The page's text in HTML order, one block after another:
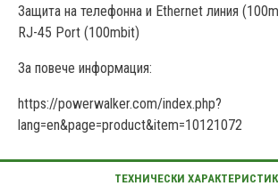
Защита на телефонна и Ethernet линия
RJ-45 Port (100mbit)
За повече информация:
https://powerwalker.com/index.php?
lang=en&page=product&item=10121072